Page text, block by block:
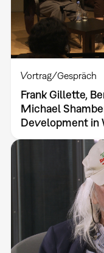
Vortrag/Gespräch
Frank Gillette,
Michael
Development in